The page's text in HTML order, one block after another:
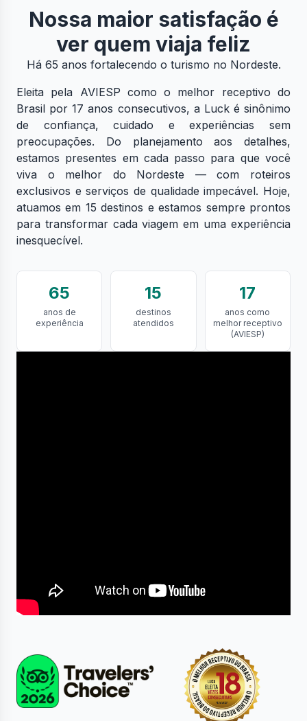
Nossa maior satisfação é
ver quem viaja feliz
Há 65 anos fortalecendo o turismo no Nordeste.
Eleita pela AVIESP como o melhor receptivo do
Brasil por 17 anos consecutivos, a Luck é sinônimo
de confiança, cuidado e experiências sem
preocupações. Do planejamento aos detalhes,
estamos presentes em cada passo para que você
viva o melhor do Nordeste — com roteiros
exclusivos e serviços de qualidade impecável. Hoje,
atuamos em 15 destinos e estamos sempre prontos
para transformar cada viagem em uma experiência
inesquecível.
65
anos de
experiência
15
destinos
atendidos
17
anos como
melhor receptivo
(AVIESP)